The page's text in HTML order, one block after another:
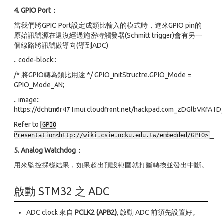
4. GPIO Port：
當我們將GPIO Port設定成類比輸入的模式時，進來GPIO pin的
原始訊號源在還沒經過施密特觸發器(Schmitt trigger)會有另一
個線路將訊號做導向(導到ADC)
.. code-block::
/* 將GPIO轉為類比用途 */ GPIO_initStructre.GPIO_Mode =
GPIO_Mode_AN;
.. image::
https://dchtm6r471mui.cloudfront.net/
Refer to GPIO
Presentation<http://wiki.csie.ncku.edu.tw/embedded/GPIO>
5. Analog Watchdog：
用來監控採樣結果，如果超出預設範圍就打斷轉換並發出中斷。
啟動 STM32 之 ADC
ADC clock 來自 PCLK2 (APB2), 啟動 ADC 前須先設置好。